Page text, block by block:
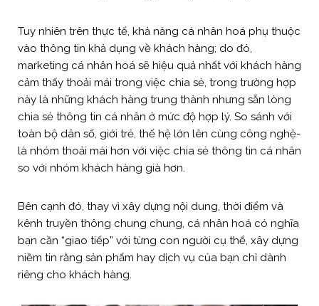
Tuy nhiên trên thực tế, khả năng cá nhân hoá phụ thuộc
vào thông tin khả dụng về khách hàng; do đó,
marketing cá nhân hoá sẽ hiệu quả nhất với khách hàng
cảm thấy thoải mái trong việc chia sẻ, trong trường hợp
này là những khách hàng trung thành nhưng sẵn lòng
chia sẻ thông tin cá nhân ở mức độ hợp lý. So sánh với
toàn bộ dân số, giới trẻ, thế hệ lớn lên cùng công nghệ-
là nhóm thoải mái hơn với việc chia sẻ thông tin cá nhân
so với nhóm khách hàng già hơn.
Bên cạnh đó, thay vì xây dựng nội dung, thời điểm và
kênh truyền thông chung chung, cá nhân hoá có nghĩa
bạn cần “giao tiếp” với từng con người cụ thể, xây dựng
niềm tin rằng sản phẩm hay dịch vụ của bạn chỉ dành
riêng cho khách hàng.